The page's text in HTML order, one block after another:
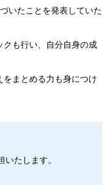
とを発表していた
い、自分自身の成
める力も身につけ
たします。